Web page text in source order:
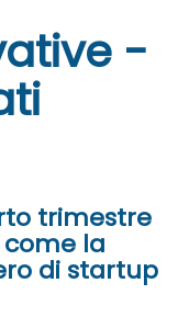
-
trimestre
come la
di startup